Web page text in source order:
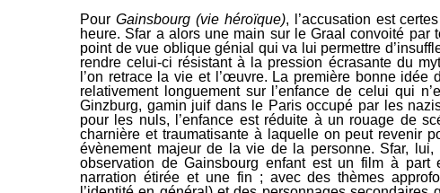
Pour Gainsbourg (vie héroïque), l’accusation est
heure. Sfar a alors une main sur le Graal convoité par
point de vue oblique génial qui va lui permettre
rendre celui-ci résistant à la pression écrasante du
l’on retrace la vie et l’œuvre. La première bonne idée
relativement longuement sur l’enfance de celui qui
Ginzburg, gamin juifdans le Paris occupé par les
pour les nuls, l’enfance est réduite à un rouage de
charnière et traumatisante à laquelle on peut revenir
évènement majeur de la vie de la personne. Sfar,
observation de Gainsbourg enfant est un film à part
narration étirée et une fin ; avec des thèmes